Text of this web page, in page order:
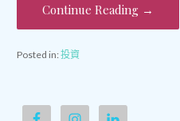
Continue Reading →
Posted in:投資